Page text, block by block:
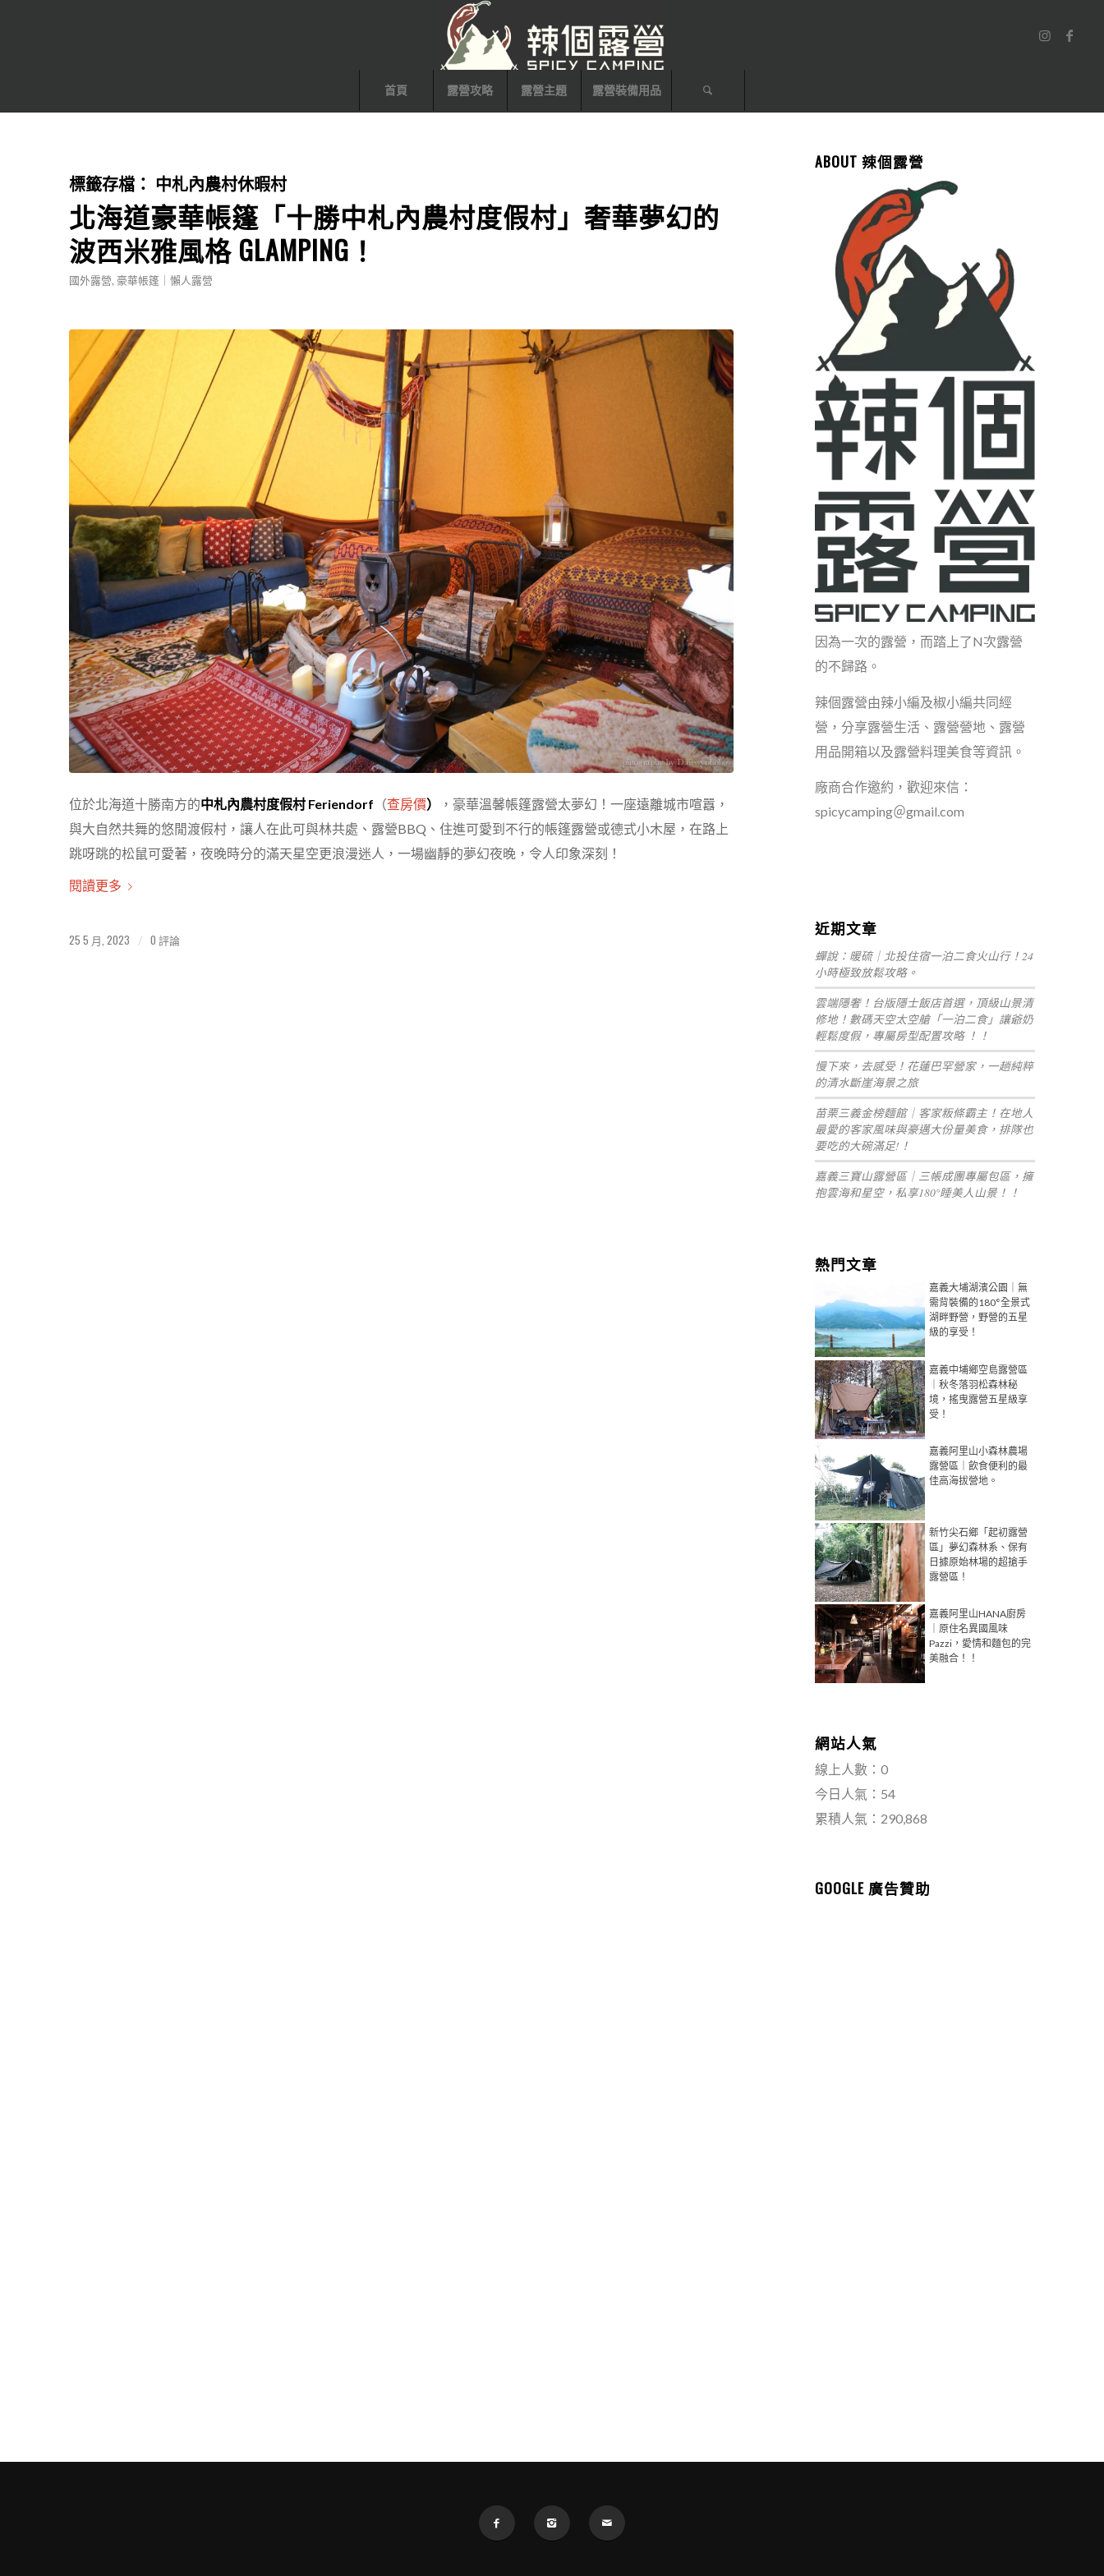
首頁 露營攻略 露營主題 露營裝備用品
標籤存檔： 中札內農村休暇村
北海道豪華帳篷「十勝中札內農村度假村」奢華夢幻的
波西米雅風格 GLAMPING！
國外露營, 豪華帳篷｜懶人露營
位於北海道十勝南方的中札內農村度假村 Feriendorf （查房價）
，豪華溫馨帳篷露營太夢幻！一座遠離城市喧囂，
與大自然共舞的悠閒渡假村，讓人在此可與林共處、露營BBQ、住進可愛到不行的帳篷露營或德式小木屋，在路上
跳呀跳的松鼠可愛著，夜晚時分的滿天星空更浪漫迷人，一場幽靜的夢幻夜晚，令人印象深刻！
閱讀更多
25 5 月, 2023 / 0 評論
ABOUT 辣個露營
因為一次的露營，而踏上了N次露營
的不歸路。
辣個露營由辣小編及椒小編共同經
營，分享露營生活、露營營地、露營
用品開箱以及露營料理美食等資訊。
廠商合作邀約，歡迎來信：
spicycamping＠gmail.com
近期文章
蟬說：暖硫｜北投住宿一泊二食火山行！24
小時極致放鬆攻略。
雲端隱奢！台版隱士飯店首選，頂級山景清
修地！數碼天空太空艙「一泊二食」讓爺奶
輕鬆度假，專屬房型配置攻略 ！！
慢下來，去感受！花蓮巴罕營家，一趟純粹
的清水斷崖海景之旅
苗栗三義金榜麵館｜客家粄條霸主！在地人
最愛的客家風味與豪邁大份量美食，排隊也
要吃的大碗滿足!！
嘉義三寶山露營區｜三帳成團專屬包區，擁
抱雲海和星空，私享180°睡美人山景！！
熱門文章
嘉義大埔湖濱公園｜無
需背裝備的180°全景式
湖畔野營，野營的五星
級的享受！
嘉義中埔鄉空島露營區
｜秋冬落羽松森林秘
境，搖曳露營五星級享
受！
嘉義阿里山小森林農場
露營區｜飲食便利的最
佳高海拔營地。
新竹尖石鄉「起初露營
區」夢幻森林系、保有
日據原始林場的超搶手
露營區！
嘉義阿里山HANA廚房
｜原住名異國風味
Pazzi，愛情和麵包的完
美融合！！
網站人氣
線上人數：0
今日人氣：54
累積人氣：290,868
GOOGLE 廣告贊助